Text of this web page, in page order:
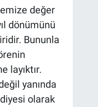
değer
dönümünü
Bununla
layıktır.
yanında
olarak